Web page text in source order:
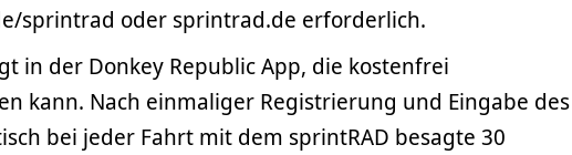
sprintrad oder sprintrad.de erforderlich.
in der Donkey Republic App, die kostenfrei
kann. Nach einmaliger Registrierung und Eingabe des
bei jeder Fahrt mit dem sprintRAD besagte 30